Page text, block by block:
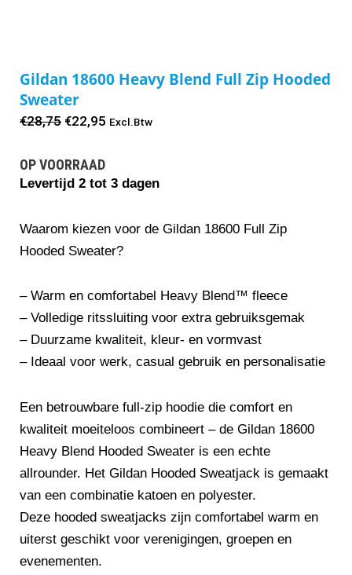
Gildan 18600 Heavy Blend Full Zip Hooded
Sweater
€28,75 Oorspronkelijke
was:
€28,75.
€22,95 Huidige
€22,95.
Excl.Btw
OP VOORRAAD
Levertijd 2 tot 3 dagen
Waarom kiezen voor de Gildan 18600 Full Zip
Hooded Sweater?
– Warm en comfortabel Heavy Blend™ fleece
– Volledige ritssluiting voor extra gebruiksgemak
– Duurzame kwaliteit, kleur- en vormvast
– Ideaal voor werk, casual gebruik en personalisatie
Een betrouwbare full-zip hoodie die comfort en
kwaliteit moeiteloos combineert – de Gildan 18600
Heavy Blend Hooded Sweater is een echte
allrounder. Het Gildan Hooded Sweatjack is gemaakt
van een combinatie katoen en polyester.
Deze hooded sweatjacks zijn comfortabel warm en
uiterst geschikt voor verenigingen, groepen en
evenementen.